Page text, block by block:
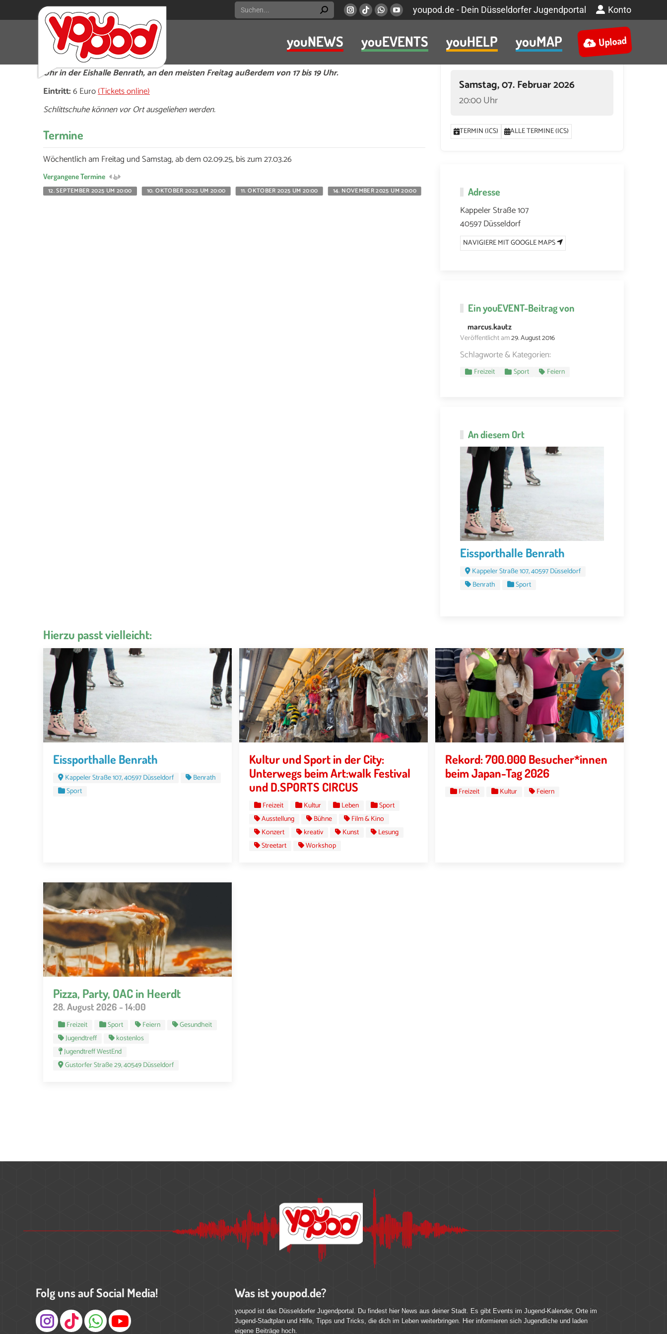
Search:
Instagram
opens
new
Viber
opens
in
new
Whatsapp
opens
in
new
YouTube
opens
in
new
youpod.de - Dein Düsseldorfer Jugendportal Konto
youNEWS youEVENTS youHELP youMAP Upload
Mitreißende Disco-Atmosphäre auf dem glitzernden Eis! Tanze zur pulsierenden Musik des DJs und
genieße unbeschwerten Party-Spaß im einzigartigen Ambiente. Freitags und samstags von 20 bis 22
Uhr in der Eishalle Benrath, an den meisten Freitag außerdem von 17 bis 19 Uhr.
Eintritt:6 Euro(Tickets online)
Schlittschuhe können vor Ort ausgeliehen werden.
Termine
Wöchentlich am Freitag und Samstag, ab dem 02.09.25, bis zum 27.03.26
Vergangene Termine
12. SEPTEMBER 2025 UM 20:00
10. OKTOBER 2025 UM 20:00 11. OKTOBER 2025 UM 20:00 14. NOVEMBER 2025 UM 20:00 15. NOVEMBER 2025 UM 20:00
Samstag, 07. Februar 2026
20:00 Uhr
TERMIN (ICS) ALLE TERMINE (ICS)
Adresse
Kappeler Straße 107
40597 Düsseldorf
NAVIGIERE MIT GOOGLE MAPS
EinyouEVENT-Beitrag von
marcus.kautz
Veröffentlicht am29. August 2016
Schlagworte & Kategorien:
Freizeit Sport Feiern
An diesem Ort
Eissporthalle Benrath
Kappeler Straße 107, 40597 Düsseldorf
Benrath
Sport
Hierzu passt vielleicht:
Eissporthalle Benrath
Kappeler Straße 107, 40597 Düsseldorf
Benrath
Sport
Kultur und Sport in der City:
Unterwegs beim Art:walk Festival
und D.SPORTS CIRCUS
Freizeit Kultur Leben
Sport
Ausstellung
Bühne
Film & Kino
Konzert
kreativ Kunst
Lesung
Streetart
Workshop
Rekord: 700.000 Besucher*innen
beim Japan-Tag 2026
Freizeit Kultur Feiern
Pizza, Party, OAC in Heerdt
28. August 2026 - 14:00
Freizeit Sport Feiern
Gesundheit
Jugendtreff
kostenlos
Jugendtreff WestEnd
Gustorfer Straße 29, 40549 Düsseldorf
Folg uns auf Social Media!
Instagram
Was ist youpod.de?
youpod ist das Düsseldorfer Jugendportal. Du findest hier News aus deiner Stadt. Es gibt Events im Jugend-Kalender, Orte im
Jugend-Stadtplan und Hilfe, Tipps und Tricks, die dich im Leben weiterbringen. Hier informieren sich Jugendliche und laden
eigene Beiträge hoch.